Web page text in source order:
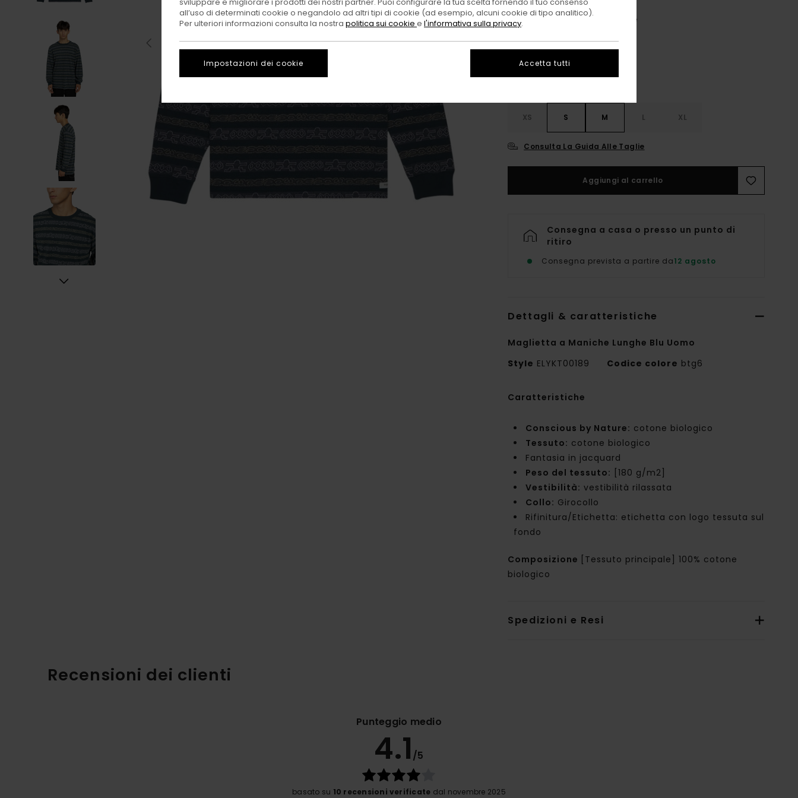
4 Wheels For Unity Blue
XS S M L XL
Consulta La Guida Alle Taglie
Aggiungi al carrello
Consegna a casa o presso un punto di
ritiro
Consegna prevista a partire da12 agosto
Dettagli & caratteristiche
Maglietta a Maniche Lunghe Blu Uomo
Style ELYKT00189 Codice colore btg6
Caratteristiche
Conscious by Nature: cotone biologico
Tessuto: cotone biologico
Fantasia in jacquard
Peso del tessuto:
[180 g/m2]
Vestibilità: vestibilità rilassata
Collo: Girocollo
Rifinitura/Etichetta: etichetta con logo tessuta sul
fondo
Composizione
[Tessuto principale] 100% cotone
biologico
Spedizioni e Resi
Recensioni dei clienti
Punteggio medio
4.1 /5
basato su 10 recensioni verificate dal novembre 2025
all’uso di determinati cookie o negandolo ad altri tipi di cookie (ad esempio, alcuni cookie di tipo analitico).
Per ulteriori informazioni consulta la nostra politica sui cookie e l'informativa sulla privacy.
Impostazioni dei cookie Accetta tutti